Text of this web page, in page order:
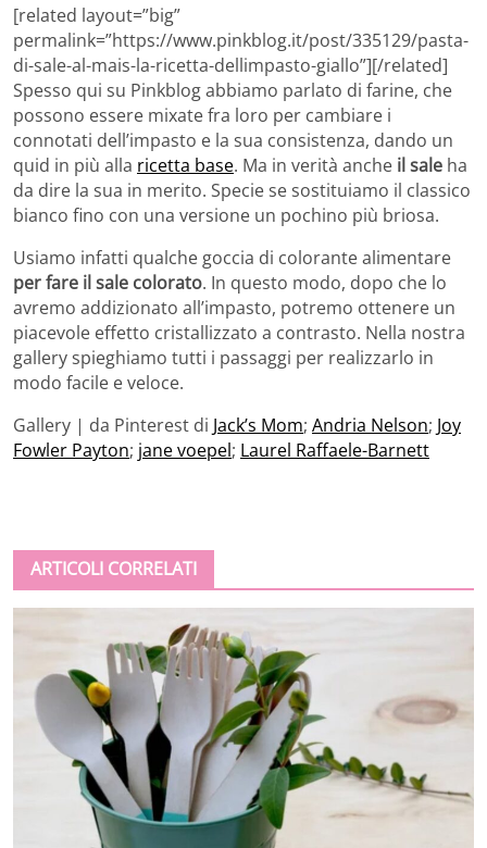
[related layout=”big”
permalink=”https://www.pinkblog.it/post/335129/pasta-
di-sale-al-mais-la-ricetta-dellimpasto-giallo”][/related]
Spesso qui su Pinkblog abbiamo parlato di farine, che
possono essere mixate fra loro per cambiare i
connotati dell’impasto e la sua consistenza, dando un
quid in più alla ricetta base. Ma in verità anche il sale ha
da dire la sua in merito. Specie se sostituiamo il classico
bianco fino con una versione un pochino più briosa.
Usiamo infatti qualche goccia di colorante alimentare
per fare il sale colorato. In questo modo, dopo che lo
avremo addizionato all’impasto, potremo ottenere un
piacevole effetto cristallizzato a contrasto. Nella nostra
gallery spieghiamo tutti i passaggi per realizzarlo in
modo facile e veloce.
Gallery | da Pinterest di Jack’s Mom; Andria Nelson; Joy
Fowler Payton; jane voepel; Laurel Raffaele-Barnett
ARTICOLI CORRELATI